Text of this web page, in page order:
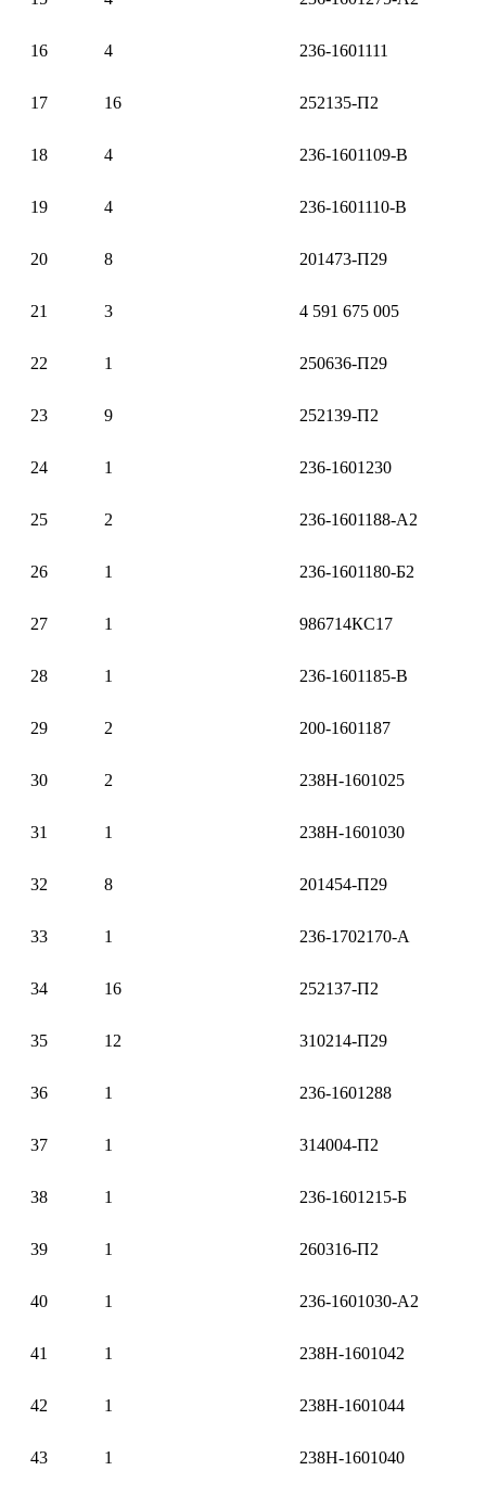
16 4 236-1601111
17 16 252135-П2
18 4 236-1601109-В
19 4 236-1601110-В
20 8 201473-П29
21 3 4 591 675 005
22 1 250636-П29
23 9 252139-П2
24 1 236-1601230
25 2 236-1601188-А2
26 1 236-1601180-Б2
27 1 986714КС17
28 1 236-1601185-В
29 2 200-1601187
30 2 238Н-1601025
31 1 238Н-1601030
32 8 201454-П29
33 1 236-1702170-А
34 16 252137-П2
35 12 310214-П29
36 1 236-1601288
37 1 314004-П2
38 1 236-1601215-Б
39 1 260316-П2
40 1 236-1601030-А2
41 1 238Н-1601042
42 1 238Н-1601044
43 1 238Н-1601040